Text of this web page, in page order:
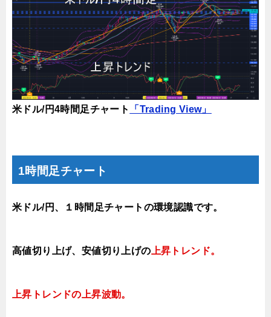
米ドル/円4時間足チャート 「Trading View」
1時間足チャート
米ドル/円、１時間足チャートの環境認識です。
高値切り上げ、安値切り上げの 上昇トレンド。
上昇トレンドの上昇波動。